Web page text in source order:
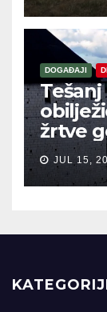
DOGAĐAJI
žrtve
JUL 15,